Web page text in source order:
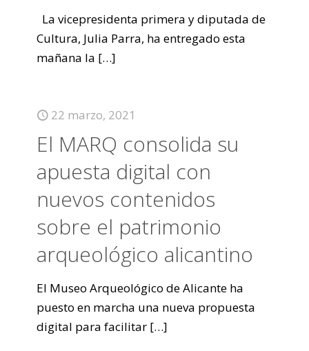
La vicepresidenta primera y diputada de
Cultura, Julia Parra, ha entregado esta
mañana la […]
22 marzo, 2021
El MARQ consolida su
apuesta digital con
nuevos contenidos
sobre el patrimonio
arqueológico alicantino
El Museo Arqueológico de Alicante ha
puesto en marcha una nueva propuesta
digital para facilitar […]